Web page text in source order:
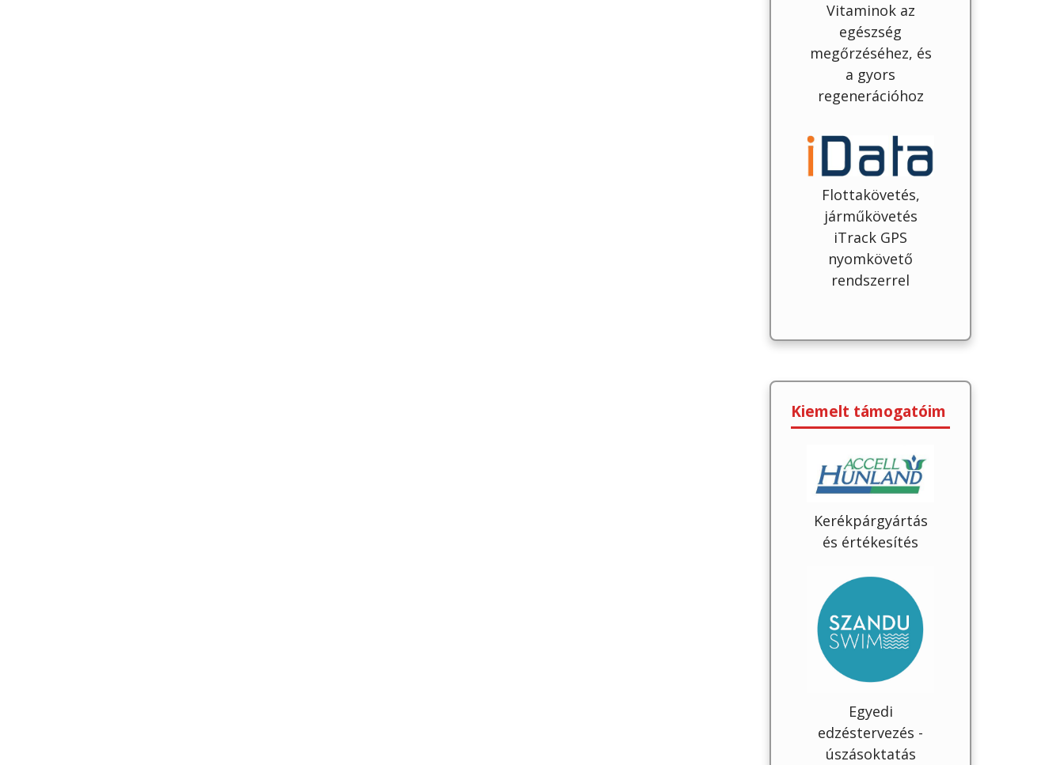
Vitaminok az
egészség
megőrzéséhez, és
a gyors
regenerációhoz
Flottakövetés,
járműkövetés
iTrack GPS
nyomkövető
rendszerrel
Kiemelt támogatóim
Kerékpárgyártás
és értékesítés
Egyedi
edzéstervezés -
úszásoktatás